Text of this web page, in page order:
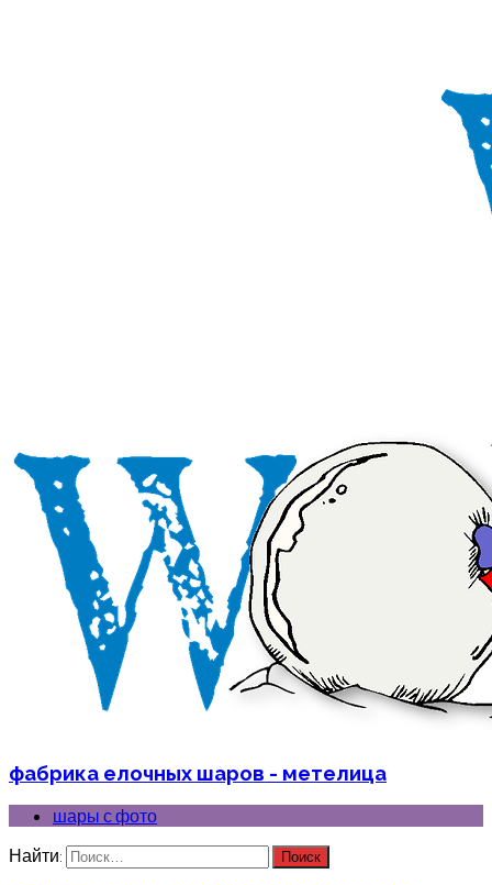
фабрика елочных шаров - метелица
шары с фото
Найти: